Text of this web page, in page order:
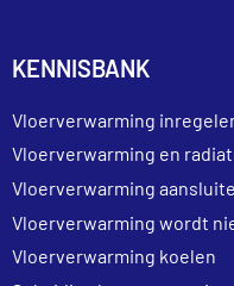
KENNISBANK
Vloerverwarming
Vloerverwarming en
Vloerverwarming
Vloerverwarming wordt
Vloerverwarming koelen